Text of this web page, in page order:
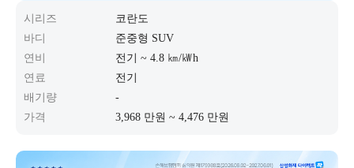
시리즈
코란도
바디
준중형 SUV
연비
전기 ~ 4.8 ㎞/㎾h
연료
전기
배기량
-
가격
3,968 만원 ~ 4,476 만원